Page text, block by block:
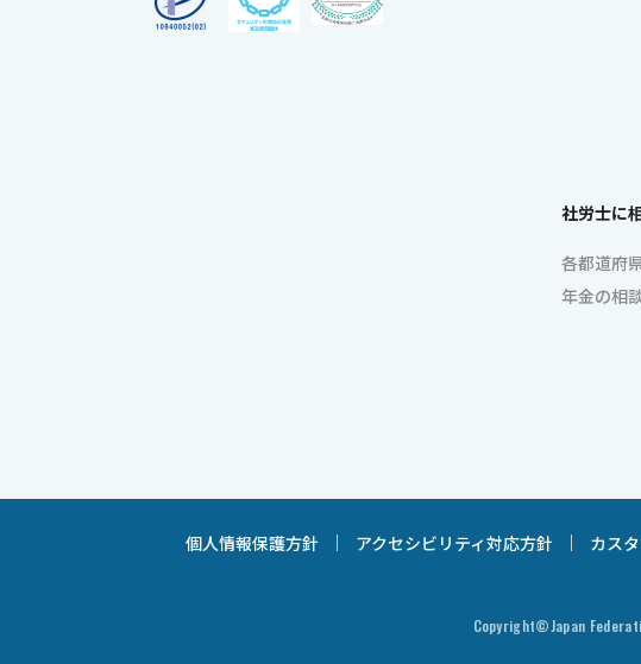
社労士に
各都道府
年金の相
個人情報保護方針 アクセシビリティ対応方針 カス
Copyright©Japan